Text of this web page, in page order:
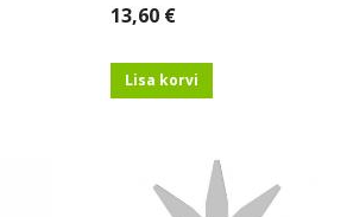
13,60 €
Lisa korvi